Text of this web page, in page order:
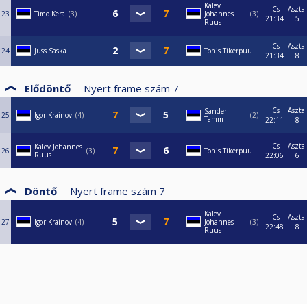
23 Timo Kera 3
Kalev
Johannes
Ruus
3
Cs
21:34
Asztal
5
24 Juss Saska Tonis Tikerpuu
Cs
21:34
Asztal
8
Elődöntő Nyert frame szám 7
25 Igor Krainov 4
Sander
Tamm
2
Cs
22:11
Asztal
8
26
Kalev Johannes
Ruus
3 Tonis Tikerpuu
Cs
22:06
Asztal
6
Döntő Nyert frame szám 7
27 Igor Krainov 4
Kalev
Johannes
Ruus
3
Cs
22:48
Asztal
8